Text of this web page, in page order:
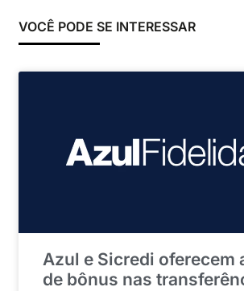
VOCÊ PODE SE INTERESSAR
Azul e Sicredi oferecem
de bônus nas